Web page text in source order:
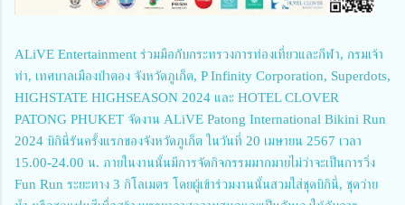
ALiVE Entertainment ร่วมมือกับกระทรวงการท่องเที่ยวและกีฬา, กรมเจ้า
ท่า, เทศบาลเมืองป่าตอง จังหวัดภูเก็ต, P Infinity Corporation, Superdots,
HIGHSTATE HIGHSEASON 2024 และ HOTEL CLOVER
PATONG PHUKET จัดงาน ALiVE Patong International Bikini Run
2024 บิกินี่รันครั้งแรกของจังหวัดภูเก็ต ในวันที่ 20 เมษายน 2567 เวลา
15.00-24.00 น. ภายในงานนั้นมีการจัดกิจกรรมมากมายไม่ว่าจะเป็นการวิ่ง
Fun Run ระยะทาง 3 กิโลเมตร โดยผู้เข้าร่วมงานนั้นสวมใส่ชุดบิกินี่, ชุดว่าย